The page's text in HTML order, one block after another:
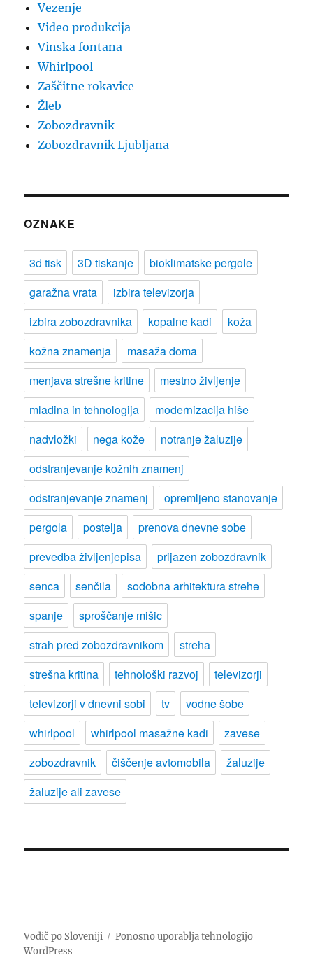
Vezenje
Video produkcija
Vinska fontana
Whirlpool
Zaščitne rokavice
Žleb
Zobozdravnik
Zobozdravnik Ljubljana
OZNAKE
3d tisk 3D tiskanje
bioklimatske pergole
garažna vrata
izbira televizorja
izbira zobozdravnika
kopalne kadi
koža
kožna znamenja
masaža doma
menjava strešne kritine
mestno življenje
mladina in tehnologija
modernizacija hiše
nadvložki
nega kože
notranje žaluzije
odstranjevanje kožnih znamenj
odstranjevanje znamenj
opremljeno stanovanje
pergola
postelja
prenova dnevne sobe
prevedba življenjepisa
prijazen zobozdravnik
senca
senčila
sodobna arhitektura strehe
spanje
sproščanje mišic
strah pred zobozdravnikom
streha
strešna kritina
tehnološki razvoj
televizorji
televizorji v dnevni sobi
tv
vodne šobe
whirlpool
whirlpool masažne kadi
zavese
zobozdravnik
čiščenje avtomobila
žaluzije
žaluzije ali zavese
Vodič po Sloveniji
Ponosno uporablja tehnologijo
WordPress